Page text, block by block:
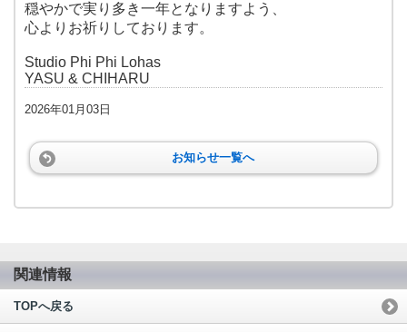
穏やかで実り多き一年となりますよう、
心よりお祈りしております。
Studio Phi Phi Lohas
YASU & CHIHARU
2026年01月03日
お知らせ一覧へ
関連情報
TOPへ戻る